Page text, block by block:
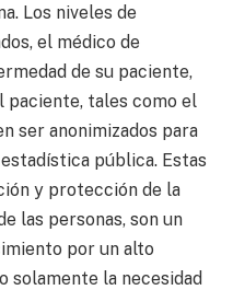
Los niveles de
el médico de
de su paciente,
paciente, tales como el
ser anonimizados para
pública. Estas
y protección de la
las personas, son un
por un alto
solamente la necesidad